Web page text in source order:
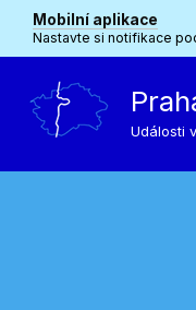
Mobilní aplikace
Nastavte si notifikace
Události